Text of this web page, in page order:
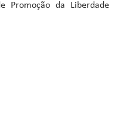
Promoção da Liberdade